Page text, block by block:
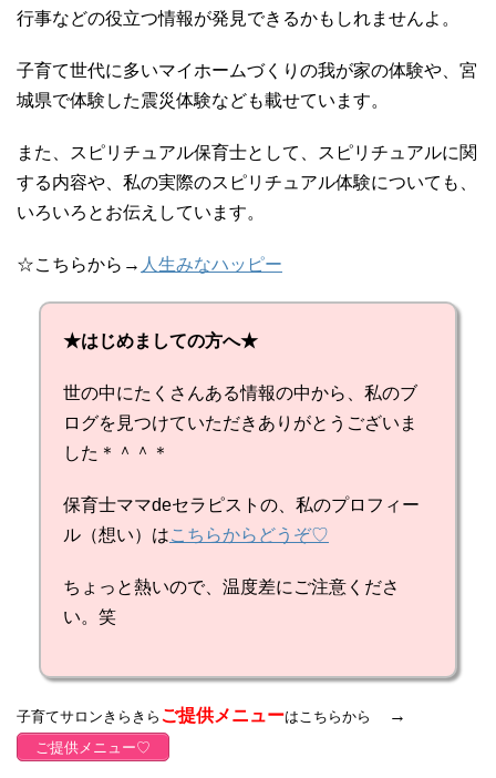
行事などの役立つ情報が発見できるかもしれませんよ。
子育て世代に多いマイホームづくりの我が家の体験や、宮
城県で体験した震災体験なども載せています。
また、スピリチュアル保育士として、スピリチュアルに関
する内容や、私の実際のスピリチュアル体験についても、
いろいろとお伝えしています。
☆こちらから→ 人生みなハッピー
★はじめましての方へ★
世の中にたくさんある情報の中から、私のブ
ログを見つけていただきありがとうございま
した＊＾＾＊
保育士ママdeセラピストの、私のプロフィー
ル（想い）はこちらからどうぞ♡
ちょっと熱いので、温度差にご注意くださ
い。笑
子育てサロンきらきら ご提供メニューはこちらから →
ご提供メニュー♡